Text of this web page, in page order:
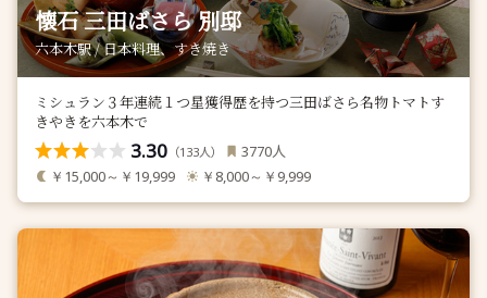
懐石 三田ばさら 別邸
六本木駅 / 日本料理、すき焼き
ミシュラン３年連続１つ星獲得歴を持つ三田ばさら名物トマトす
きやきを六本木で
3.30 （133人） 3770人
￥15,000～￥19,999 ￥8,000～￥9,999